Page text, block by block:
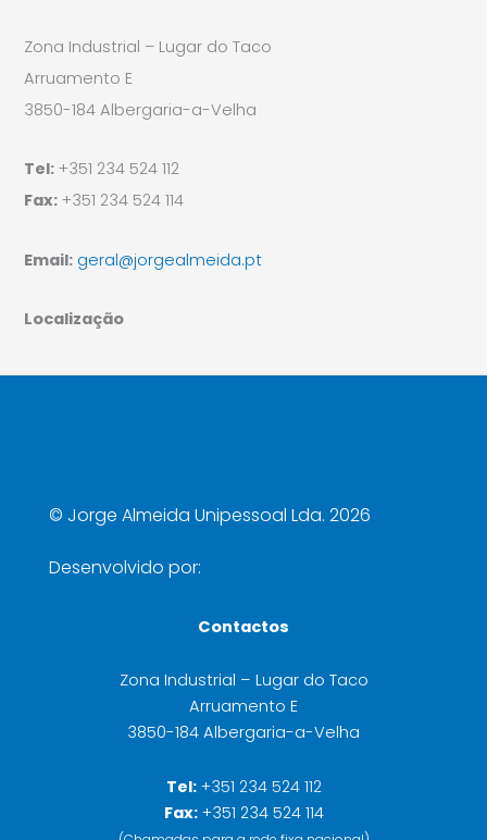
Zona Industrial – Lugar do Taco
Arruamento E
3850-184 Albergaria-a-Velha
Tel: +351 234 524 112
Fax: +351 234 524 114
Email: geral@jorgealmeida.pt
Localização
© Jorge Almeida Unipessoal Lda. 2026
Desenvolvido por:
Contactos
Zona Industrial – Lugar do Taco
Arruamento E
3850-184 Albergaria-a-Velha
Tel: +351 234 524 112
Fax:+351 234 524 114